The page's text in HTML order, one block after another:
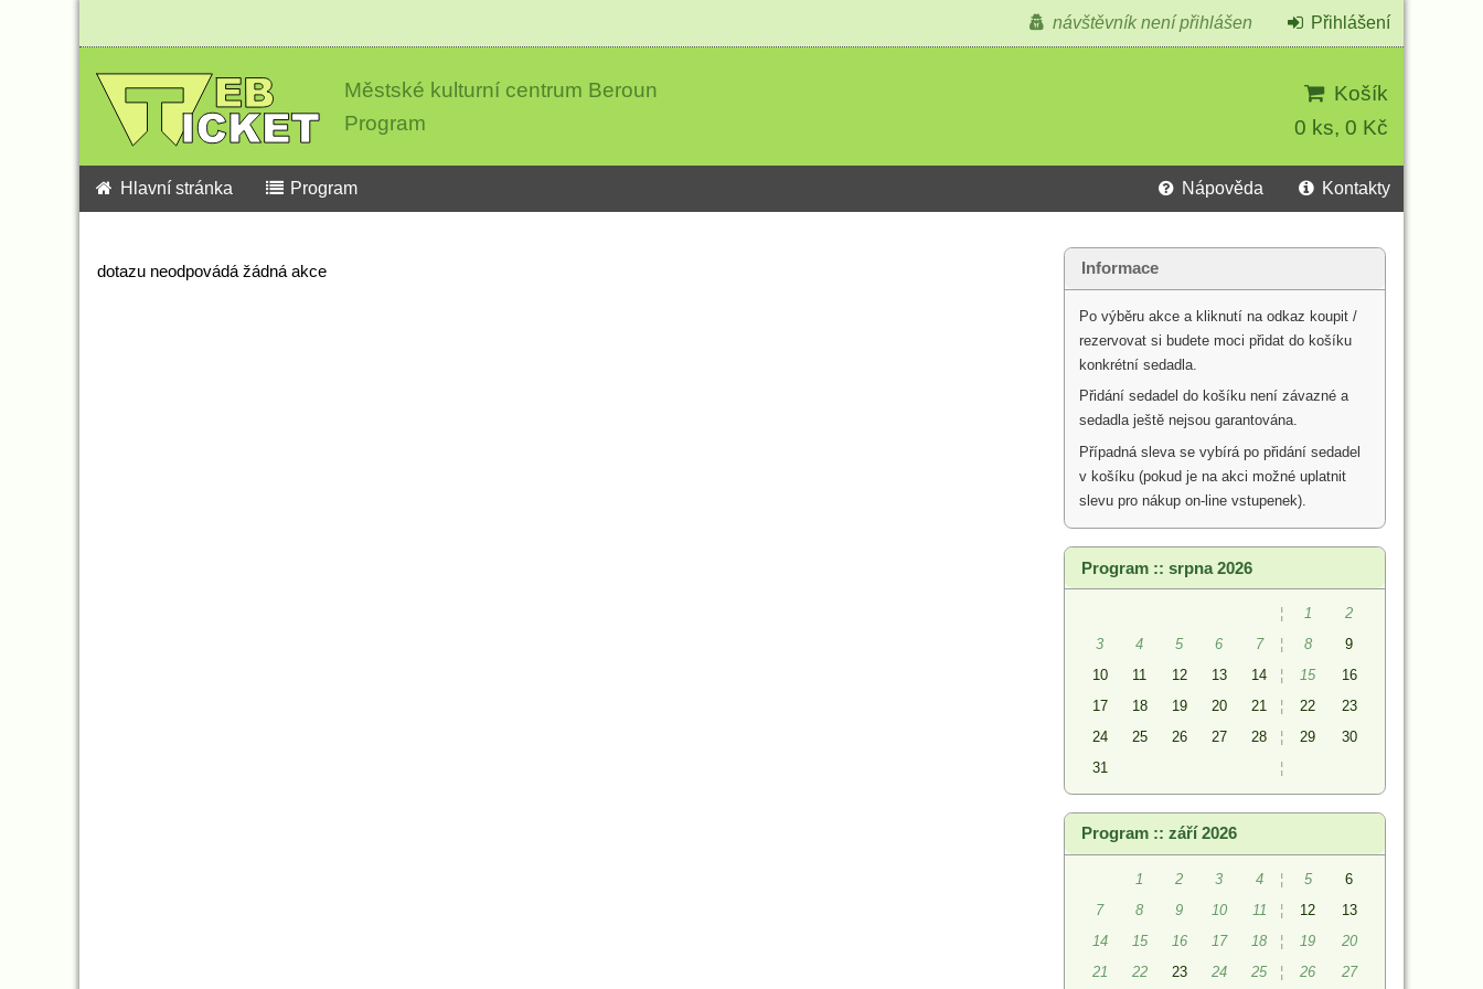
Městské kulturní centrum Beroun
Program
Košík
0 ks, 0 Kč
návštěvník není přihlášen Přihlášení
Hlavní stránka Program Nápověda Kontakty
Informace
Po výběru akce a kliknutí na odkaz koupit /
rezervovat si budete moci přidat do košíku
konkrétní sedadla.
Přidání sedadel do košíku není závazné a
sedadla ještě nejsou garantována.
Případná sleva se vybírá po přidání sedadel
v košíku (pokud je na akci možné uplatnit
slevu pro nákup on-line vstupenek).
Program :: srpna 2026
¦ 1
2
3
4 5 6 7 ¦ 8
9
10
11 12 13 14 ¦ 15
16
17
18 19 20 21 ¦ 22
23
24
25 26 27 28 ¦ 29
30
31
¦
Program :: září 2026
1 2 3 4 ¦ 5
6
7
8 9 10 11 ¦ 12
13
14
15 16 17 18 ¦ 19
20
21
22 23 24 25 ¦ 26 27
dotazu neodpovádá žádná akce